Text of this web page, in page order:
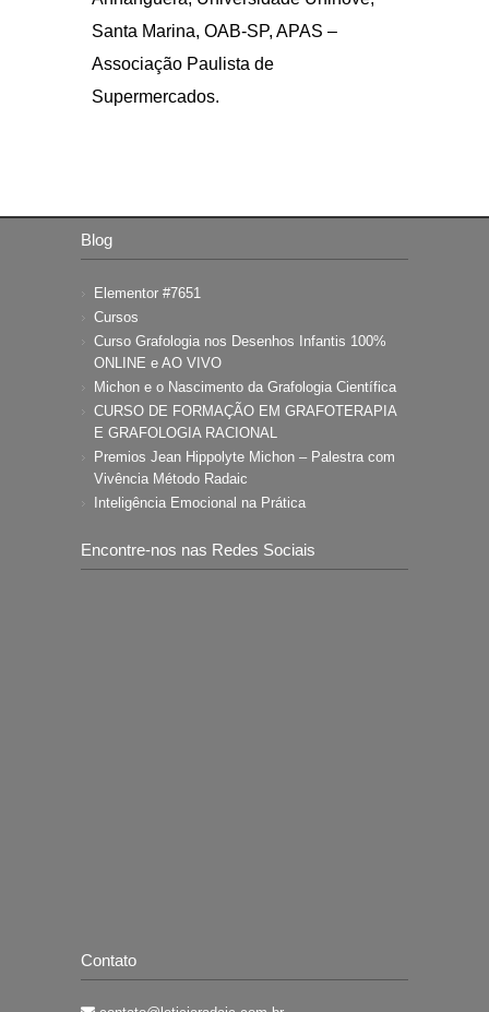
Elementor #7651
Cursos
Curso Grafologia nos Desenhos Infantis 100%
ONLINE e AO VIVO
Michon e o Nascimento da Grafologia Científica
Inteligência Emocional na Prática
Encontre-nos nas Redes Sociais